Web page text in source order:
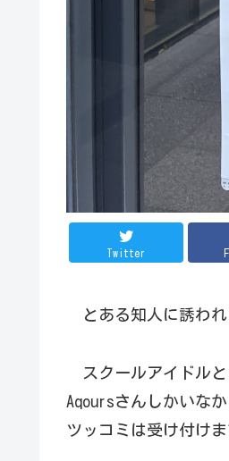
Twitter
とある知人に誘われ
スクールアイドル
Aqoursさんしかいな
ツッコミは受け付け